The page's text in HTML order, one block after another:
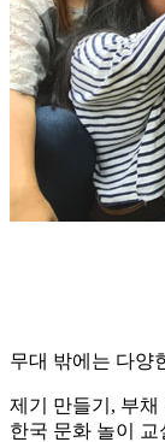
무대 밖에는 다양
제기 만들기, 부
한국 문화 놀이 교